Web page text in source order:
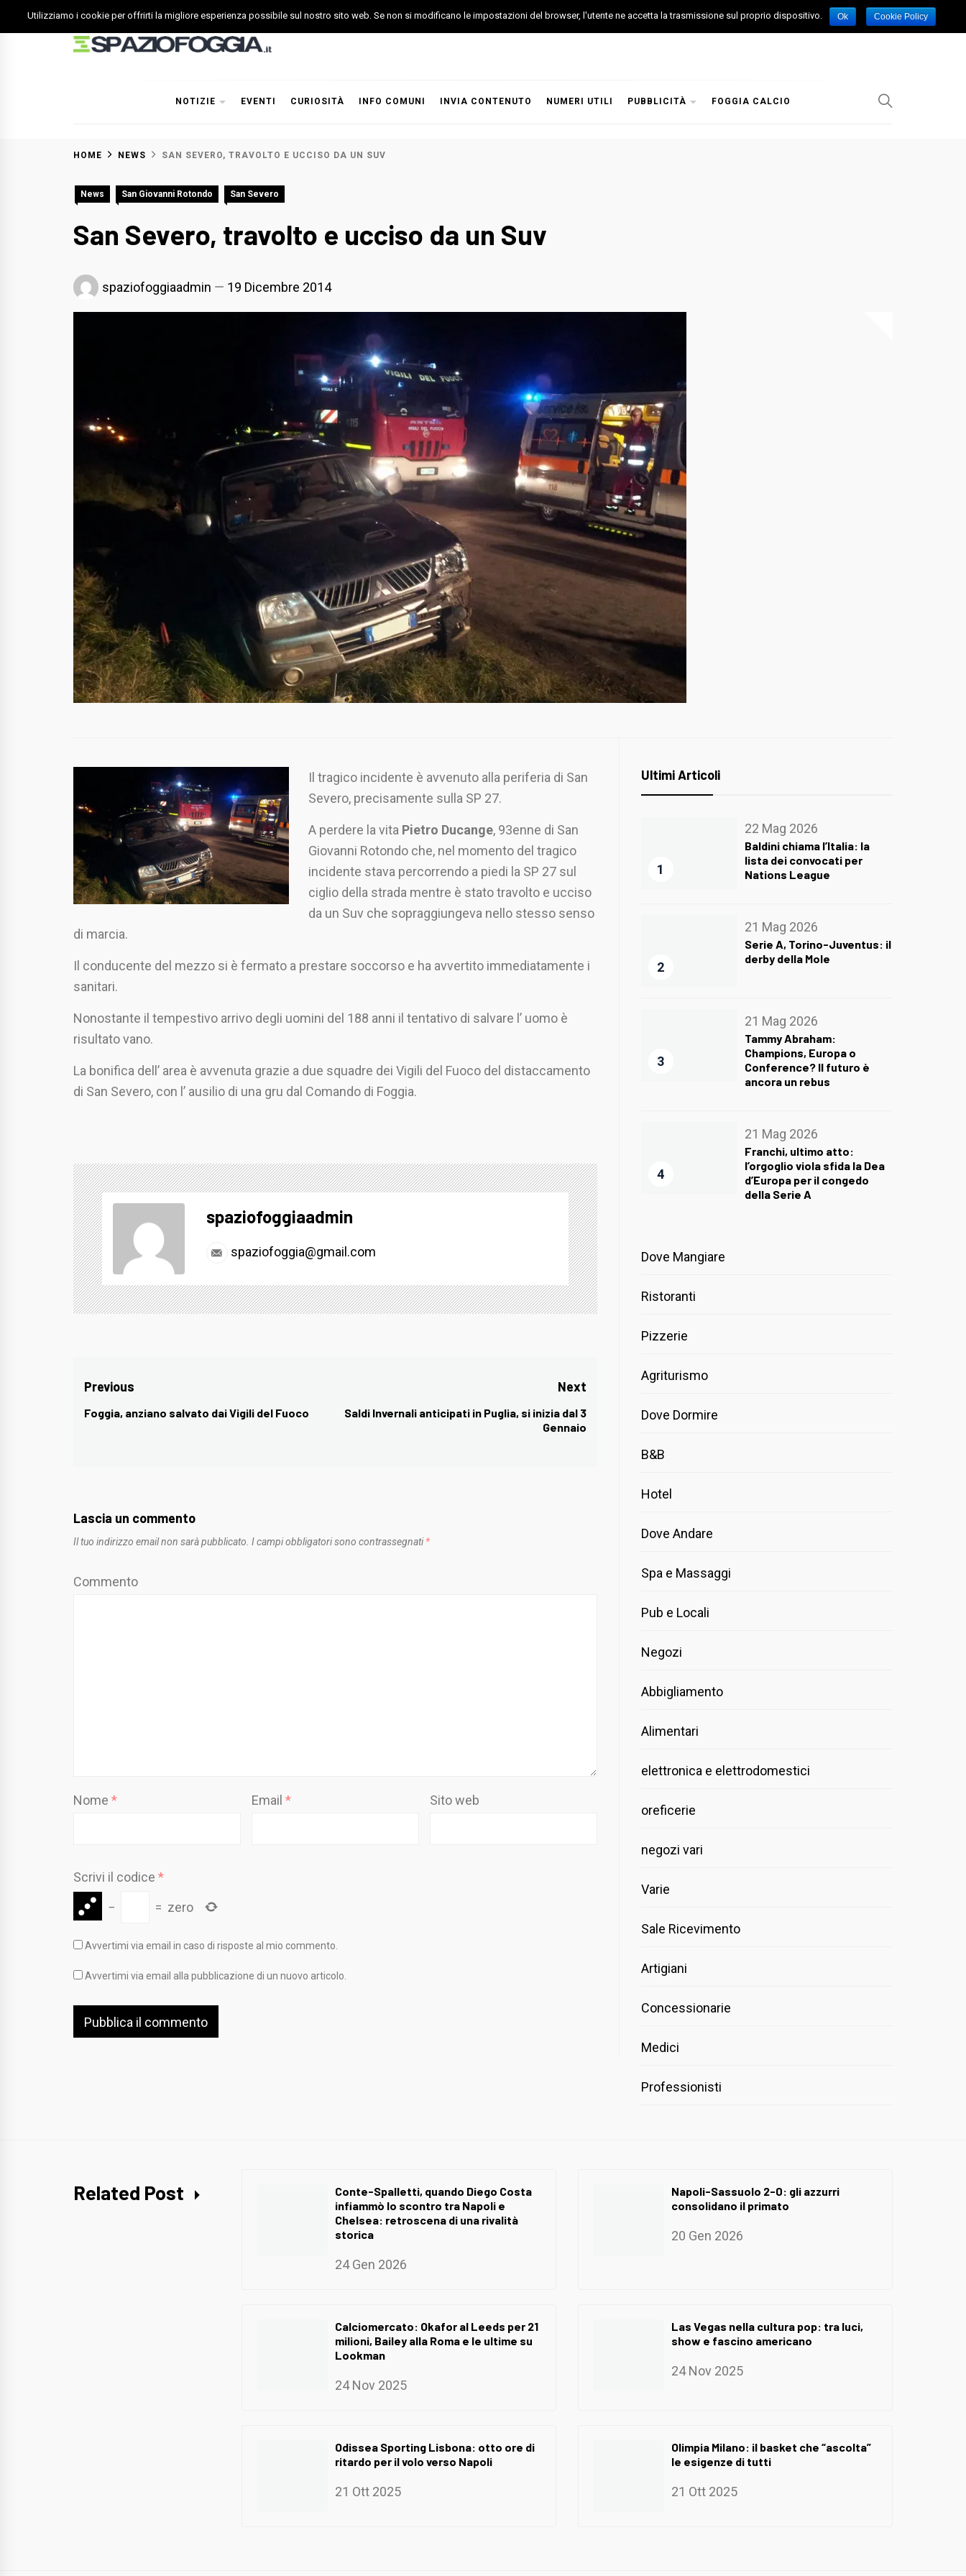
to
NOTIZIE EVENTI CURIOSITÀ INFO COMUNI INVIA CONTENUTO NUMERI UTILI PUBBLICITÀ FOGGIA CALCIO
HOME NEWS SAN SEVERO, TRAVOLTO E UCCISO DA UN SUV
News San Giovanni Rotondo San Severo
San Severo, travolto e ucciso da un Suv
spaziofoggiaadmin 19 Dicembre 2014
Il tragico incidente è avvenuto alla periferia di San
Severo, precisamente sulla SP 27.
A perdere la vita Pietro Ducange, 93enne di San
Giovanni Rotondo che, nel momento del tragico
incidente stava percorrendo a piedi la SP 27 sul
ciglio della strada mentre è stato travolto e ucciso
da un Suv che sopraggiungeva nello stesso senso
di marcia.
Il conducente del mezzo si è fermato a prestare soccorso e ha avvertito immediatamente i
sanitari.
Nonostante il tempestivo arrivo degli uomini del 188 anni il tentativo di salvare l’ uomo è
risultato vano.
La bonifica dell’ area è avvenuta grazie a due squadre dei Vigili del Fuoco del distaccamento
di San Severo, con l’ ausilio di una gru dal Comando di Foggia.
spaziofoggiaadmin
spaziofoggia@gmail.com
Navigazione
articoli
Previous
Previous
Foggia, anziano salvato dai Vigili del Fuoco
Next
Next
Saldi Invernali anticipati in Puglia, si inizia dal 3
Gennaio
Lascia un commento
Il tuo indirizzo email non sarà pubblicato. I campi obbligatori sono contrassegnati *
Commento
Nome * Email * Sito web
Scrivi il codice *
−
= zero
Avvertimi via email in caso di risposte al mio commento.
Avvertimi via email alla pubblicazione di un nuovo articolo.
Ultimi Articoli
1
22 Mag 2026
Baldini chiama l’Italia: la
lista dei convocati per
Nations League
2
21 Mag 2026
Serie A, Torino-Juventus: il
derby della Mole
3
21 Mag 2026
Tammy Abraham:
Champions, Europa o
Conference? Il futuro è
ancora un rebus
4
21 Mag 2026
Franchi, ultimo atto:
l’orgoglio viola sfida la Dea
d’Europa per il congedo
della Serie A
Dove Mangiare
Ristoranti
Pizzerie
Agriturismo
Dove Dormire
B&B
Hotel
Dove Andare
Spa e Massaggi
Pub e Locali
Negozi
Abbigliamento
Alimentari
elettronica e elettrodomestici
oreficerie
negozi vari
Varie
Sale Ricevimento
Artigiani
Concessionarie
Medici
Professionisti
Related Post
Conte-Spalletti, quando Diego Costa
infiammò lo scontro tra Napoli e
Chelsea: retroscena di una rivalità
storica
24 Gen 2026
Napoli-Sassuolo 2-0: gli azzurri
consolidano il primato
20 Gen 2026
Calciomercato: Okafor al Leeds per 21
milioni, Bailey alla Roma e le ultime su
Lookman
24 Nov 2025
Las Vegas nella cultura pop: tra luci,
show e fascino americano
24 Nov 2025
Odissea Sporting Lisbona: otto ore di
ritardo per il volo verso Napoli
21 Ott 2025
Olimpia Milano: il basket che “ascolta”
le esigenze di tutti
21 Ott 2025
Utilizziamo i cookie per offrirti la migliore esperienza possibile sul nostro sito web. Se non si modificano le impostazioni del browser, l'utente ne accetta la trasmissione sul proprio dispositivo. Ok Cookie Policy